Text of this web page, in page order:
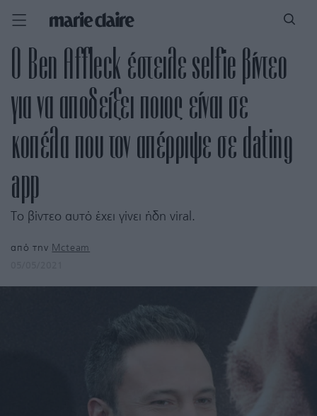
O Ben Affleck έστειλε selfie βίντεο
για να αποδείξει ποιος είναι σε
κοπέλα που τον απέρριψε σε dating
app
Το βίντεο αυτό έχει γίνει ήδη viral.
από την Mcteam